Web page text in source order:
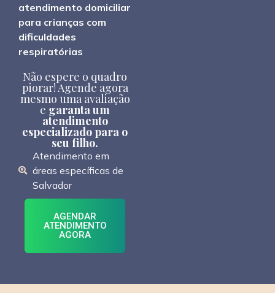
atendimento domiciliar
para crianças com
dificuldades
respiratórias
Não espere o quadro
piorar! Agende agora
mesmo uma avaliação
e garanta um
atendimento
especializado para o
seu filho.
Atendimento em
áreas específicas de
Salvador
AGENDAR
ATENDIMENTO
AGORA